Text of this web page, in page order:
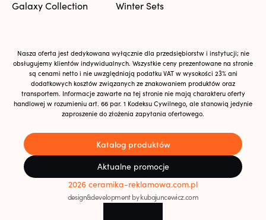
Galaxy Collection
Winter Sets
Nasza oferta jest dedykowana wyłącznie dla przedsiębiorstw i instytucji; nie
obsługujemy klientów indywidualnych. Wszystkie ceny prezentowane na stronie
są cenami netto i nie uwzględniają podatku VAT w wysokości 23% ani
dodatkowych kosztów związanych ze znakowaniem produktów oraz
transportem. Informacje zawarte na tej stronie nie mają charakteru oferty
handlowej w rozumieniu art. 66 par. 1 Kodeksu Cywilnego, ale stanowią jedynie
zaproszenie do złożenia zapytania ofertowego.
Katalog produktów
Aktualne promocje
2026 ceramika-reklamowa.com.pl
design&development by kubajuncewicz.com